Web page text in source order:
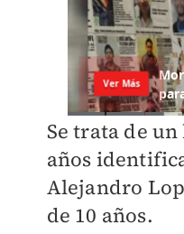
Se trata de
años
Alejandro
de 10 años.